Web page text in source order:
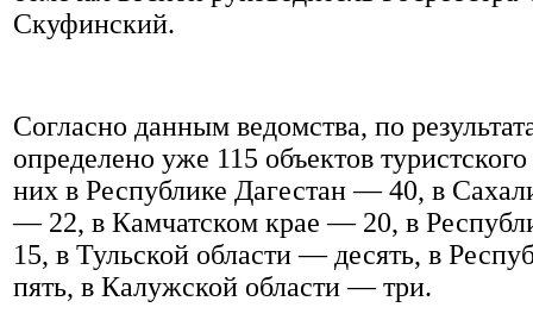
Скуфинский.
Согласно данным ведомства, по
определено уже 115 объектов
них в Республике Дагестан — 40, в
— 22, в Камчатском крае — 20, в
15, в Тульской области — десять, в
пять, в Калужской области — три.